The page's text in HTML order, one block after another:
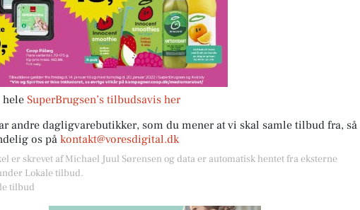
hele SuperBrugsen’s tilbudsavis her
andre dagligvarebutikker, som du mener at vi skal samle tilbud fra, så
os på kontakt@voresdigital.dk
er skrevet af Michael Juul Sørensen og data er automatisk hentet fra eksterne
Lokale tilbud.
tilbud